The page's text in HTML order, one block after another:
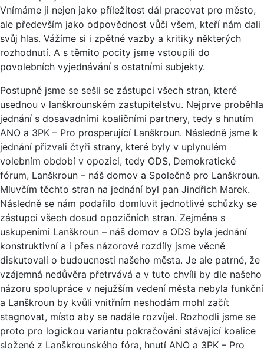
Vnímáme ji nejen jako příležitost dál pracovat pro město,
ale především jako odpovědnost vůči všem, kteří nám dali
svůj hlas. Vážíme si i zpětné vazby a kritiky některých
rozhodnutí. A s těmito pocity jsme vstoupili do
povolebních vyjednávání s ostatními subjekty.
Postupně jsme se sešli se zástupci všech stran, které
usednou v lanškrounském zastupitelstvu. Nejprve proběhla
jednání s dosavadními koaličními partnery, tedy s hnutím
ANO a 3PK – Pro prosperující Lanškroun. Následně jsme k
jednání přizvali čtyři strany, které byly v uplynulém
volebním období v opozici, tedy ODS, Demokratické
fórum, Lanškroun – náš domov a Společně pro Lanškroun.
Mluvčím těchto stran na jednání byl pan Jindřich Marek.
Následně se nám podařilo domluvit jednotlivé schůzky se
zástupci všech dosud opozičních stran. Zejména s
uskupeními Lanškroun – náš domov a ODS byla jednání
konstruktivní a i přes názorové rozdíly jsme věcně
diskutovali o budoucnosti našeho města. Je ale patrné, že
vzájemná nedůvěra přetrvává a v tuto chvíli by dle našeho
názoru spolupráce v nejužším vedení města nebyla funkční
a Lanškroun by kvůli vnitřním neshodám mohl začít
stagnovat, místo aby se nadále rozvíjel. Rozhodli jsme se
proto pro logickou variantu pokračování stávající koalice
složené z Lanškrounského fóra, hnutí ANO a 3PK – Pro